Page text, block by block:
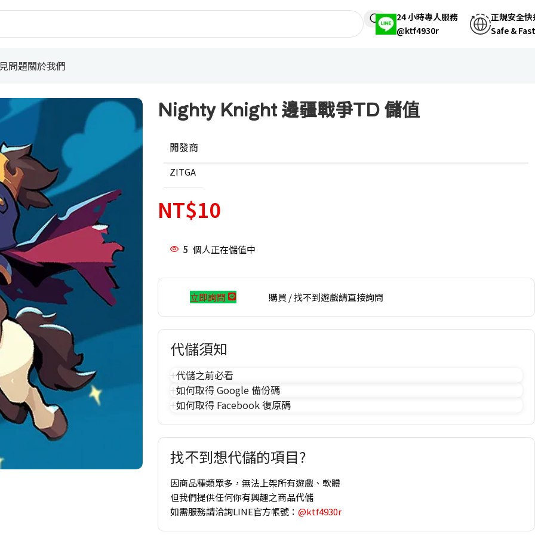
24 小時專人服務
@ktf4930r
正規安全快
Safe & Fast
問題關於我們
Nighty Knight 邊疆戰爭TD 儲值
開發商
ZITGA
NT$10
5 個人正在儲值中
立即詢問 購買 / 找不到遊戲請直接詢問
代儲須知
代儲之前必看
如何取得 Google 備份碼
如何取得 Facebook 復原碼
找不到想代儲的項目?
因商品種類眾多，無法上架所有遊戲、軟體
但我們提供任何你有興趣之商品代儲
如需服務請洽詢LINE官方帳號： @ktf4930r